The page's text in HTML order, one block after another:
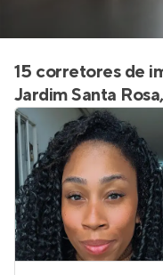
15 corretores de
Jardim Santa